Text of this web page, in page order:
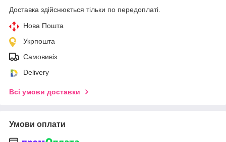
Доставка здійснюється тільки по передоплаті.
Нова Пошта
Укрпошта
Самовивіз
Delivery
Всі умови доставки
Умови оплати